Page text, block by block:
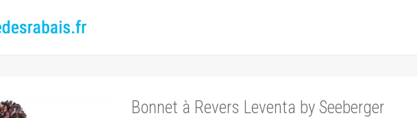
Bonnet à Revers Leventa by Seeberger